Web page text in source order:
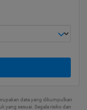
data yang dikumpulkan
yang sesuai. Segala risiko dan